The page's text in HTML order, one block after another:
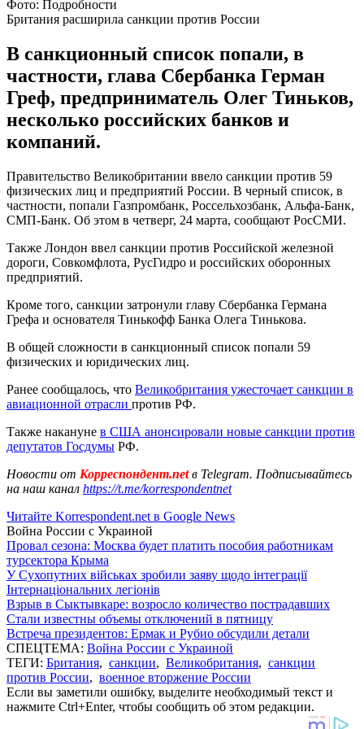
Фото: Подробности
Британия расширила санкции против России
В санкционный список попали, в
частности, глава Сбербанка Герман
Греф, предприниматель Олег Тиньков,
несколько российских банков и
компаний.
Правительство Великобритании ввело санкции против 59
физических лиц и предприятий России. В черный список, в
частности, попали Газпромбанк, Россельхозбанк, Альфа-Банк,
СМП-Банк. Об этом в четверг, 24 марта, сообщают РосСМИ.
Также Лондон ввел санкции против Российской железной
дороги, Совкомфлота, РусГидро и российских оборонных
предприятий.
Кроме того, санкции затронули главу Сбербанка Германа
Грефа и основателя Тинькофф Банка Олега Тинькова.
В общей сложности в санкционный список попали 59
физических и юридических лиц.
Ранее сообщалось, что Великобритания ужесточает санкции в
авиационной отрасли против РФ.
Также накануне в США анонсировали новые санкции против
депутатов Госдумы РФ.
Новости от Корреспондент.netв Telegram. Подписывайтесь
на наш канал https://t.me/korrespondentnet
Читайте Korrespondent.net в Google News
Война России с Украиной
Провал сезона: Москва будет платить пособия работникам
турсектора Крыма
У Сухопутних військах зробили заяву щодо інтеграції
Інтернаціональних легіонів
Взрыв в Сыктывкаре: возросло количество пострадавших
Стали известны объемы отключений в пятницу
Встреча президентов: Ермак и Рубио обсудили детали
СПЕЦТЕМА: Война России с Украиной
ТЕГИ: Британия, санкции, Великобритания, санкции
против России, военное вторжение России
Если вы заметили ошибку, выделите необходимый текст и
нажмите Ctrl+Enter, чтобы сообщить об этом редакции.